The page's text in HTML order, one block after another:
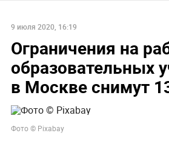
9 июля 2020, 16:19
Ограничения на
образовательных
в Москве снимут
Фото © Pixabay